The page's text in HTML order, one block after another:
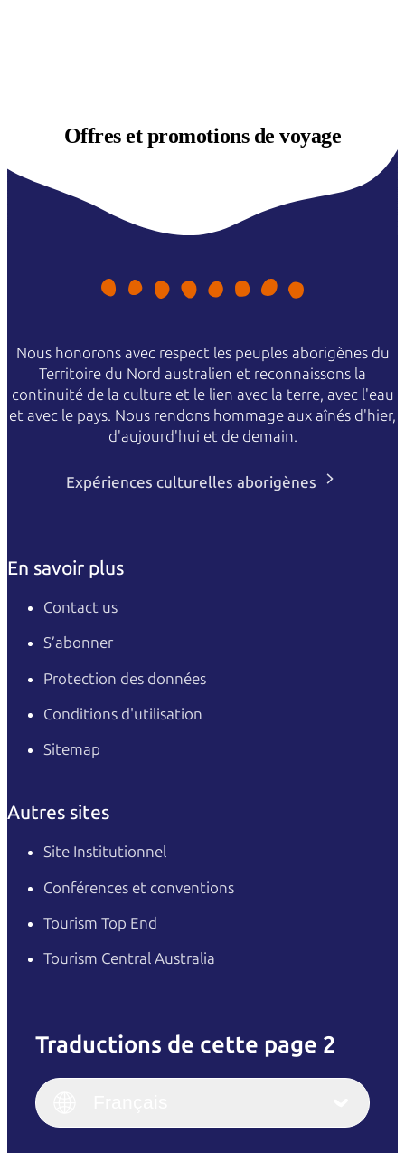
Offres etpromotions de voyage
Nous honorons avec respect les peuples aborigènes du
Territoire du Nord australien et reconnaissons la
continuité de la culture et le lien avec la terre, avec l'eau
et avec le pays. Nous rendons hommage aux aînés d'hier,
d'aujourd'hui et de demain.
Expériences culturelles aborigènes
En savoir plus
Contact us
S’abonner
Protection des données
Conditions d'utilisation
Sitemap
Autres sites
Site Institutionnel
Conférences et conventions
Tourism Top End
Tourism Central Australia
Traductions de cette page 2
Italiano